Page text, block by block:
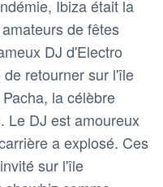
Ibiza était la
de fêtes
DJ d'Electro
retourner sur l'île
la célèbre
Le DJ est amoureux
a explosé. Ces
sur l'île